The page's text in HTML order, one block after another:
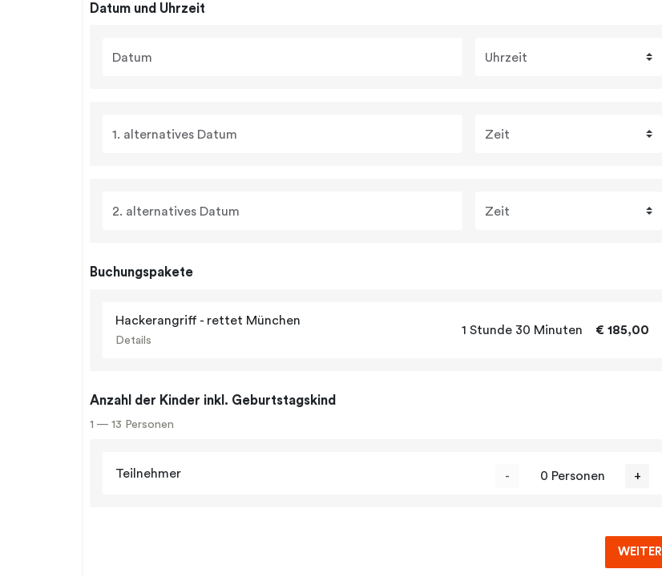
Datum und Uhrzeit
Datum Uhrzeit
1. alternatives Datum Zeit
2. alternatives Datum Zeit
Buchungspakete
Hackerangriff - rettet München
Details
1 Stunde 30 Minuten € 185,00
Anzahl der Kinder inkl. Geburtstagskind
1 — 13 Personen
Teilnehmer - 0 Personen +
WEITER